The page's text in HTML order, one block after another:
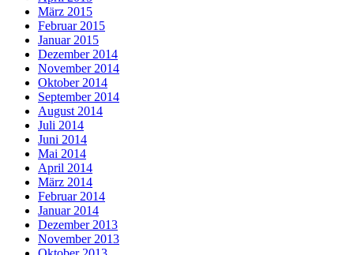
März 2015
Februar 2015
Januar 2015
Dezember 2014
November 2014
Oktober 2014
September 2014
August 2014
Juli 2014
Juni 2014
Mai 2014
April 2014
März 2014
Februar 2014
Januar 2014
Dezember 2013
November 2013